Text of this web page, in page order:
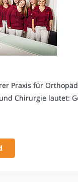
Praxis für
Chirurgie lautet: